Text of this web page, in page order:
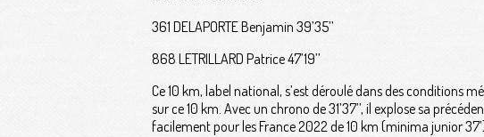
361 DELAPORTE Benjamin 39’35’’
868 LETRILLARD Patrice 47’19’’
Ce 10 km, label national, s’est déroulé dans des conditions
sur ce 10 km. Avec un chrono de 31’37’’, il explose sa
facilement pour les France 2022 de 10 km (minima junior